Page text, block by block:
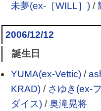
未夢(ex-［WILL］)/
2006/12/12
誕生日
YUMA(ex-Vettic)/
KRAD)/ さゆき(ex-
ダイス)/奥滝晃将